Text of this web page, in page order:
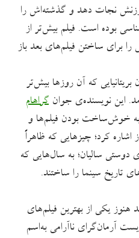
نجات دهد و گذشته‌اش را
بوده است. فیلم بیش‌تر از
برای ساختن فیلم‌های بعد باز
که آن روزها بیش‌تر
این نویسنده‌ی جوان گراهام
خوش‌ساخت بودن فیلم‌ها و
کرد؛ چیزهایی که ظاهراً
دوستی سالیان؛ به سال‌هایی که
تاریخ سینما را ساختند.
ساخته شد هنوز یکی از بهترین فیلم‌های
آرمان‌گرای ناآرامی به‌اسم